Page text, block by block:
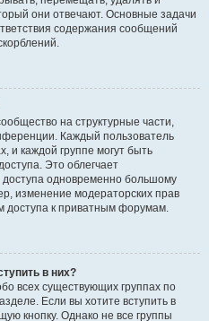
они отвечают. Основные задачи
содержания сообщений
на структурные части,
Каждый пользователь
и каждой группе могут быть
Это облегчает
одновременно большому
изменение модераторских прав
доступа к приватным форумам.
в них?
всех существующих группах по
Если вы хотите вступить в
кнопку. Однако не все группы